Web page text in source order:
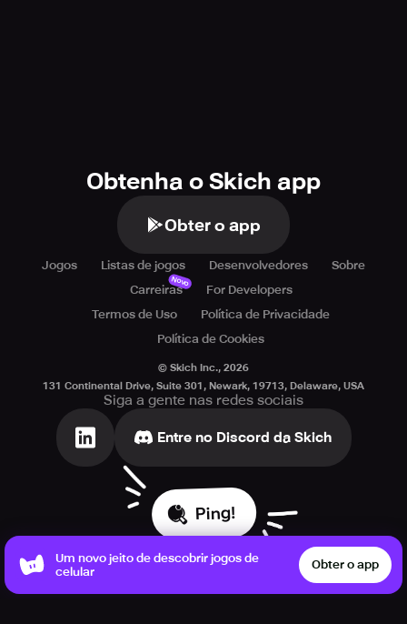
Obtenha o Skich app
Obter o app
Jogos Listas de jogos Desenvolvedores
Sobre
Carreiras
Novo
For Developers
Termos de Uso
Política de Privacidade
Política de Cookies
© Skich Inc., 2026
131 Continental Drive, Suite 301, Newark, 19713, Delaware, USA
Siga a gente nas redes sociais
Entre no Discord da Skich
Ping!
Um novo jeito de descobrir jogos de
celular
Obter o app